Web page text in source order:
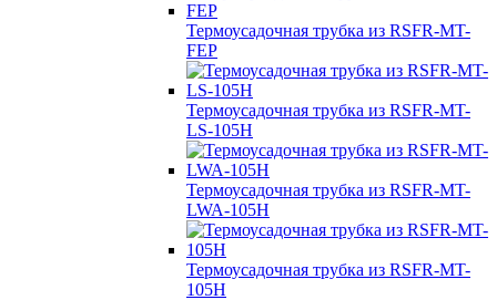
Термоусадочная трубка из RSFR-MT-
FEP
Термоусадочная трубка из RSFR-MT-
LS-105H
Термоусадочная трубка из RSFR-MT-
LWA-105H
Термоусадочная трубка из RSFR-MT-
105H